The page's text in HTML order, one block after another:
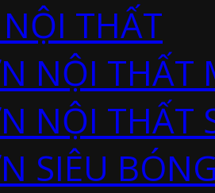
THẤT
NỘI THẤT
NỘI THẤT
SIÊU